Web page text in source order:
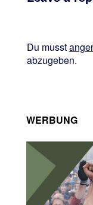
Du musst
abzugeben.
WERBUNG